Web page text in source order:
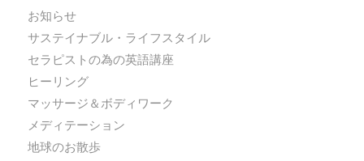
お知らせ
サステイナブル・ライフスタイル
セラピストの為の英語講座
ヒーリング
マッサージ＆ボディワーク
メディテーション
地球のお散歩